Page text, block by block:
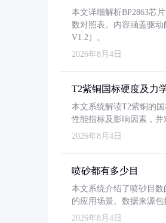
本文详细解析BP2863芯
数对照表。内容涵盖驱
V1.2）。
2026年8月4日
T2紫铜国标硬度及力
本文系统解读T2紫铜的
性能指标及影响因素，并
2026年8月4日
喷砂都有多少目
本文系统介绍了喷砂目数
的应用场景。数据来源包
2026年8月4日